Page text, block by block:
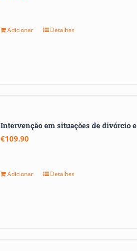
Adicionar Detalhes
Intervenção em situações de divórcio
€109.90
Adicionar Detalhes